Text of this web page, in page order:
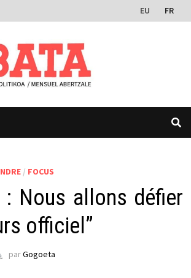
EU FR
/ FOCUS
: Nous allons défier
officiel”
parGogoeta